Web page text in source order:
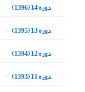
دوره 14 (1396)
دوره 13 (1395)
دوره 12 (1394)
دوره 11 (1393)